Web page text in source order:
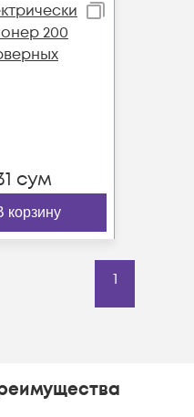
200
сум
корзину
1